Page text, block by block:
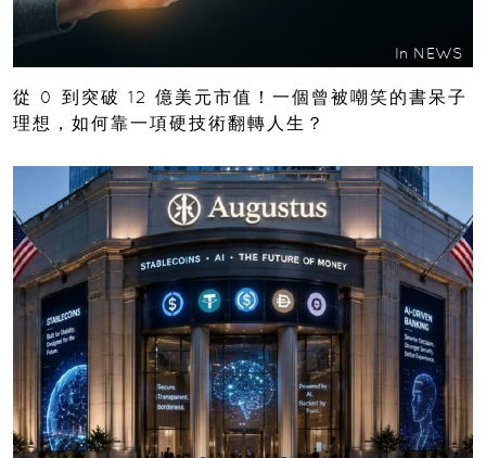
In NEWS
從 0 到突破 12 億美元市值！一個曾被嘲笑的書呆子
理想，如何靠一項硬技術翻轉人生？